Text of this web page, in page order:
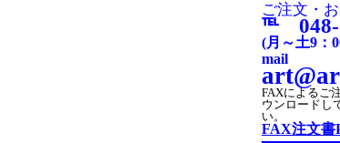
ご注文・
℡ 048-
(月～土9：
mail
FAXによるご
ウンロードし
い。
FAX注文書